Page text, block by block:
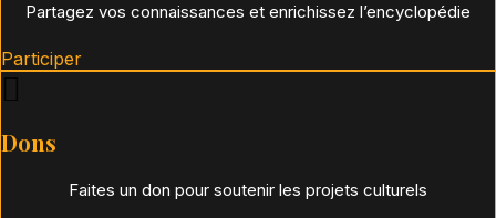
Partagez vos connaissances et enrichissez l’encyclopédie
Participer
Dons
Faites un don pour soutenir les projets culturels